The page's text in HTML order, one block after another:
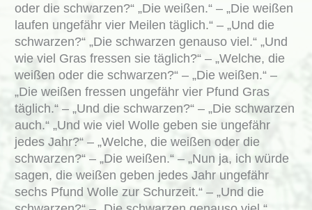
oder die schwarzen?“ „Die weißen.“ – „Die weißen
laufen ungefähr vier Meilen täglich.“ – „Und die
schwarzen?“ „Die schwarzen genauso viel.“ „Und
wie viel Gras fressen sie täglich?“ – „Welche, die
weißen oder die schwarzen?“ – „Die weißen.“ –
„Die weißen fressen ungefähr vier Pfund Gras
täglich.“ – „Und die schwarzen?“ – „Die schwarzen
auch.“ „Und wie viel Wolle geben sie ungefähr
jedes Jahr?“ – „Welche, die weißen oder die
schwarzen?“ – „Die weißen.“ – „Nun ja, ich würde
sagen, die weißen geben jedes Jahr ungefähr
sechs Pfund Wolle zur Schurzeit.“ – „Und die